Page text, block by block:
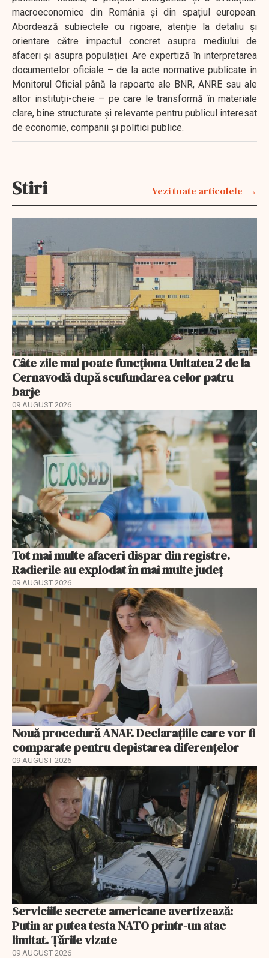
macroeconomice din România și din spațiul european.
Abordează subiectele cu rigoare, atenție la detaliu și
orientare către impactul concret asupra mediului de
afaceri și asupra populației. Are expertiză în interpretarea
documentelor oficiale – de la acte normative publicate în
Monitorul Oficial până la rapoarte ale BNR, ANRE sau ale
altor instituții-cheie – pe care le transformă în materiale
clare, bine structurate și relevante pentru publicul interesat
de economie, companii și politici publice.
Stiri Vezi toate articolele
Câte zile mai poate funcționa Unitatea 2 de la
Cernavodă după scufundarea celor patru
barje
09 AUGUST 2026
Tot mai multe afaceri dispar din registre.
Radierile au explodat în mai multe județ
09 AUGUST 2026
Nouă procedură ANAF. Declarațiile care vor fi
comparate pentru depistarea diferențelor
09 AUGUST 2026
Serviciile secrete americane avertizează:
Putin ar putea testa NATO printr-un atac
limitat. Țările vizate
09 AUGUST 2026